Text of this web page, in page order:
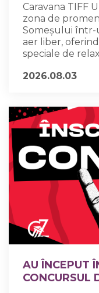
Caravana TIFF
zona de
Someșului într-
aer liber,
speciale de
2026.08.03
AU ÎNCEPUT
CONCURSUL